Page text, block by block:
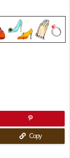

Next

Copy